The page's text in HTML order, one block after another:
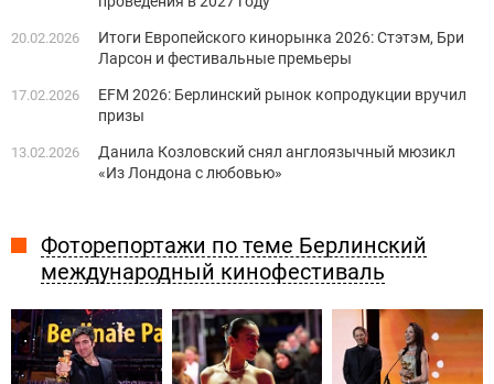
20.02.2026
Итоги Европейского кинорынка 2026: Стэтэм, Бри
Ларсон и фестивальные премьеры
17.02.2026
EFM 2026: Берлинский рынок копродукции вручил
призы
13.02.2026
Данила Козловский снял англоязычный мюзикл
«Из Лондона с любовью»
Фоторепортажи по теме Берлинский
международный кинофестиваль